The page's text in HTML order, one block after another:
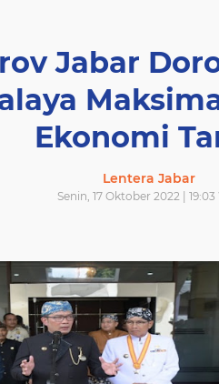
Jabar
Ekonomi
Lentera Jabar
Senin, 17 Oktober 2022 | 19:03